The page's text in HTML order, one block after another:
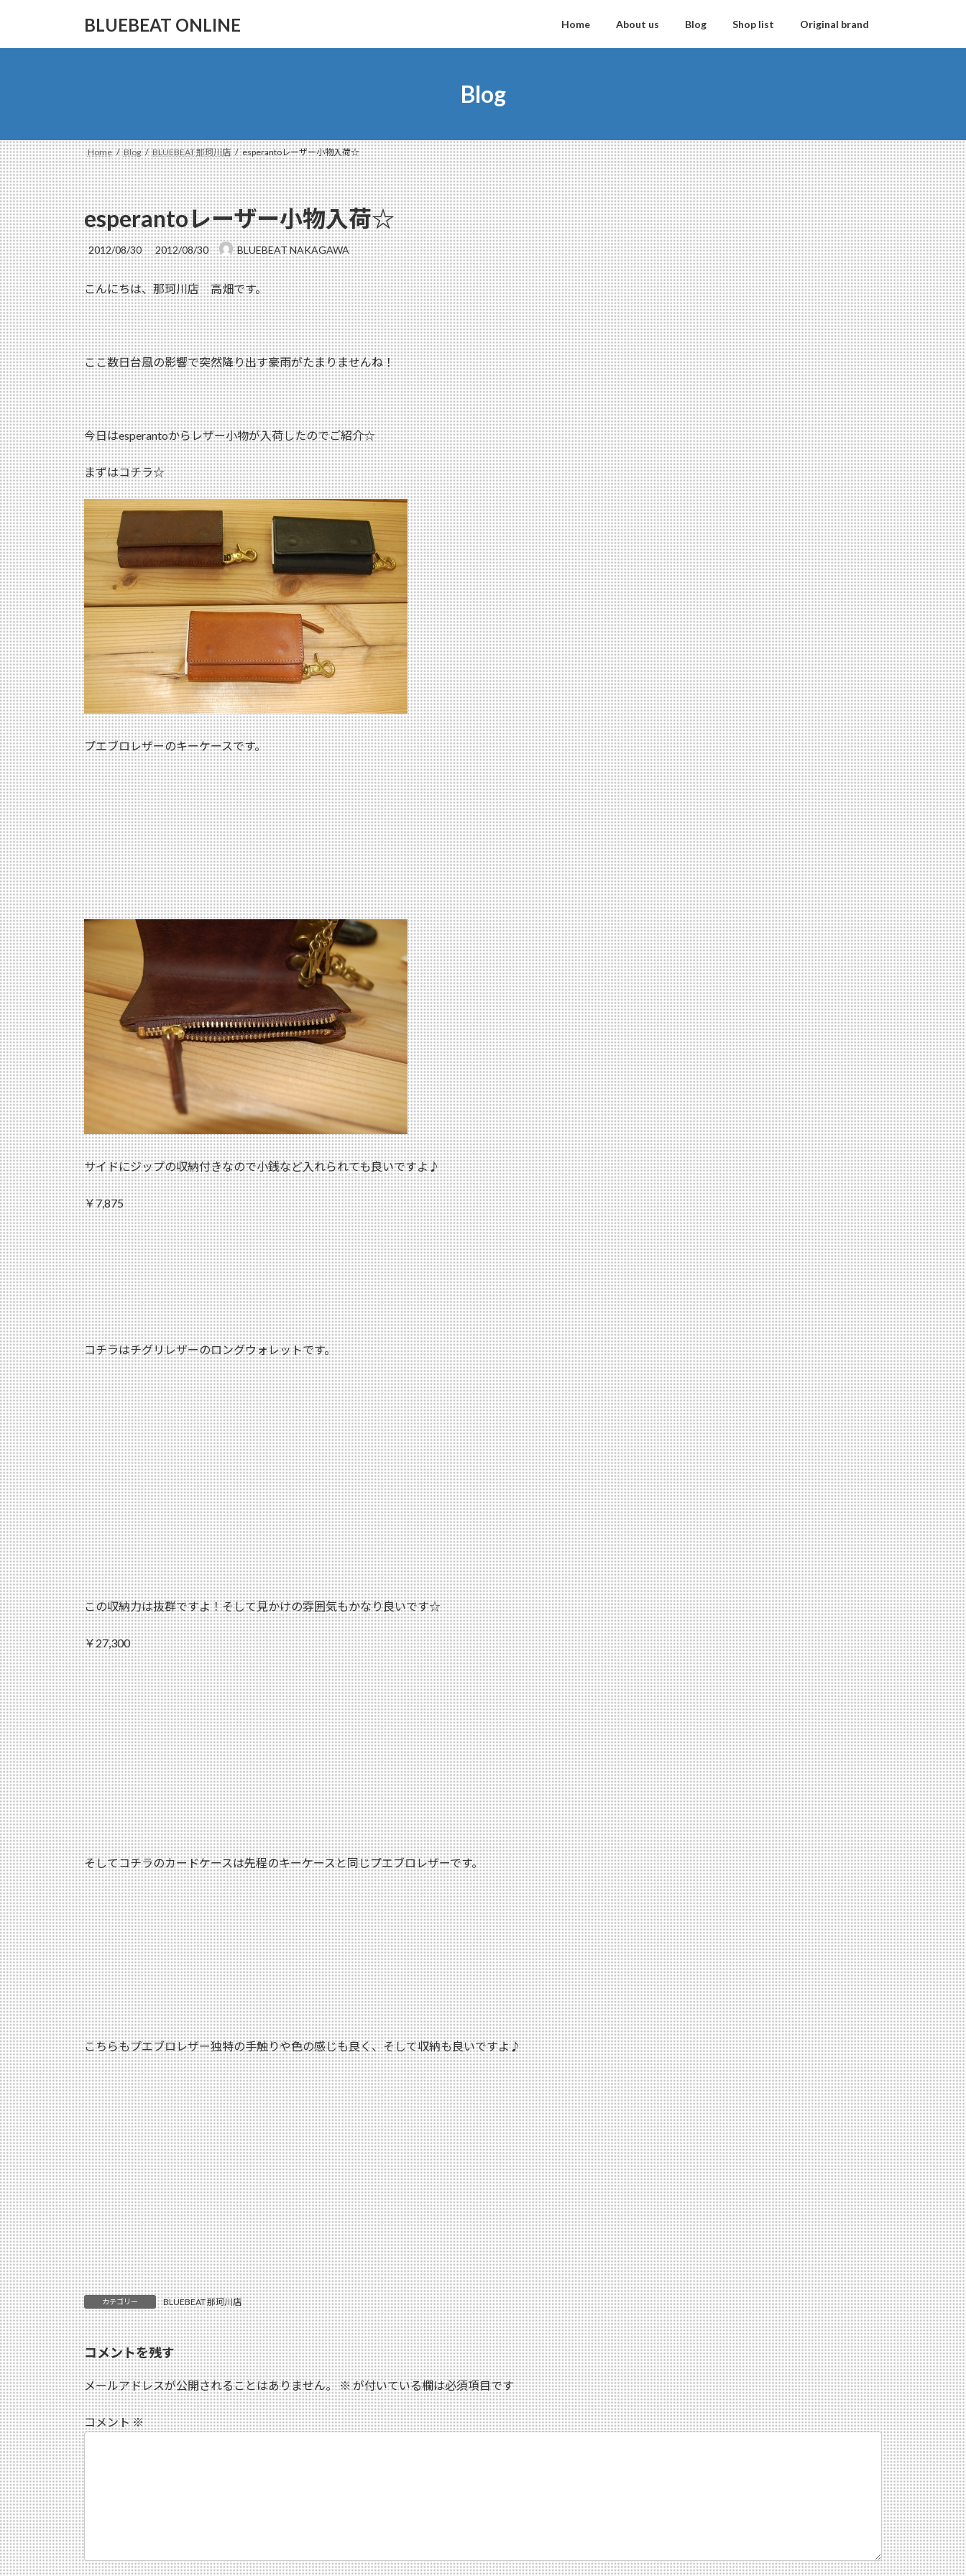
ッ
プ
移
動
BLUEBEAT ONLINE Home About us Blog Shop list Original brand
Blog
Home Blog BLUEBEAT 那珂川店 esperantoレーザー小物入荷☆
esperantoレーザー小物入荷☆
2012/08/30
最
終
更
新
日
時
:
2012/08/30 BLUEBEAT NAKAGAWA
こんにちは、那珂川店 高畑です。
ここ数日台風の影響で突然降り出す豪雨がたまりませんね！
今日はesperantoからレザー小物が入荷したのでご紹介☆
まずはコチラ☆
プエブロレザーのキーケースです。
サイドにジップの収納付きなので小銭など入れられても良いですよ♪
￥7,875
コチラはチグリレザーのロングウォレットです。
この収納力は抜群ですよ！そして見かけの雰囲気もかなり良いです☆
￥27,300
そしてコチラのカードケースは先程のキーケースと同じプエブロレザーです。
こちらもプエブロレザー独特の手触りや色の感じも良く、そして収納も良いですよ♪
カテゴリー BLUEBEAT 那珂川店
コメントを残す
メールアドレスが公開されることはありません。※が付いている欄は必須項目です
コメント※